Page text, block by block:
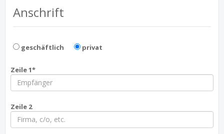
Anschrift
geschäftlich privat
Zeile 1*
Zeile 2